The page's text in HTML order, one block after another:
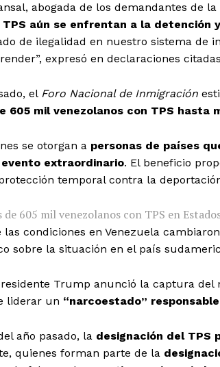
abogada de los demandantes de
TPS aún se enfrentan a la detención
de ilegalidad en nuestro sistema de
expresó en declaraciones
el Foro Nacional de Inmigración
605 mil venezolanos con TPS hasta
se otorgan a personas de países
extraordinario. El beneficio
temporal contra la
605 mil venezolanos con TPS en
las condiciones en Venezuela
sobre la situación en el país
Trump anunció la captura del
liderar un “narcoestado”
año pasado, la designación del TPS
quienes forman parte de la